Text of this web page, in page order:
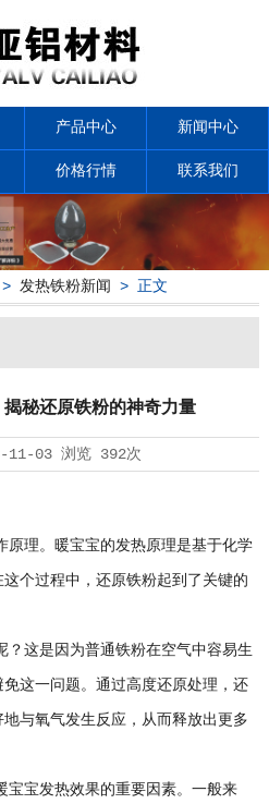
产品中心 新闻中心
价格行情 联系我们
发热铁粉新闻 > 正文
秘还原铁粉的神奇力量
11-03浏览 392次
理。暖宝宝的发热原理是基于化学
个过程中，还原铁粉起到了关键的
这是因为普通铁粉在空气中容易生
这一问题。通过高度还原处理，还
与氧气发生反应，从而释放出更多
宝发热效果的重要因素。一般来